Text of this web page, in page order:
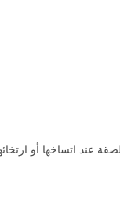
عند اتساخها أو